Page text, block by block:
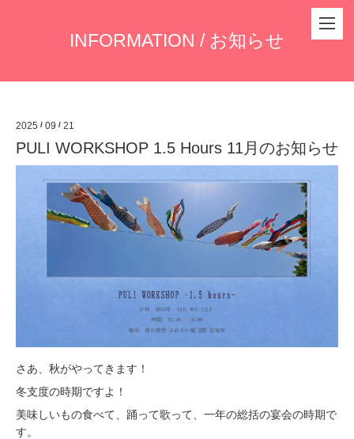
INFORMATION / お知らせ
2025 / 09 / 21
PULI WORKSHOP 1.5 Hours 11月のお知らせ
さあ、秋がやってきます！
冬支度の時期ですよ！
美味しいもの食べて、踊って歌って、一年の総括の宴会の時期で
す。